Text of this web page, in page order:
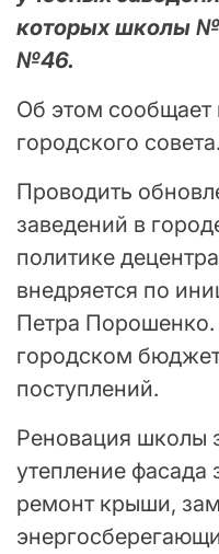
которых школы
№46.
Об этом сообщает
городского совета.
Проводить
заведений в
политике
внедряется по
Петра Порошенко.
городском
поступлений.
Реновация школы
утепление фасада
ремонт крыши,